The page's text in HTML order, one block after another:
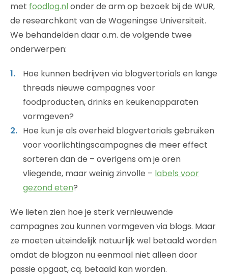
met foodlog.nlonder de arm op bezoek bij de WUR,
de researchkant van de Wageningse Universiteit.
We behandelden daar o.m. de volgende twee
onderwerpen:
Hoe kunnen bedrijven via blogvertorials en lange
threads nieuwe campagnes voor
foodproducten, drinks en keukenapparaten
vormgeven?
Hoe kun je als overheid blogvertorials gebruiken
voor voorlichtingscampagnes die meer effect
sorteren dan de – overigens om je oren
vliegende, maar weinig zinvolle – labels voor
gezond eten?
We lieten zien hoe je sterk vernieuwende
campagnes zou kunnen vormgeven via blogs. Maar
ze moeten uiteindelijk natuurlijk wel betaald worden
omdat de blogzon nu eenmaal niet alleen door
passie opgaat, cq. betaald kan worden.